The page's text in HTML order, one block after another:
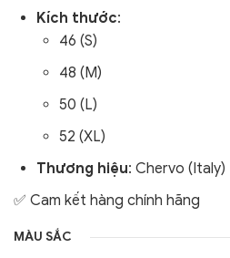
Kích thước:
46 (S)
48 (M)
50 (L)
52 (XL)
Thương hiệu: Chervo (Italy)
✅ Cam kết hàng chính hãng
MÀU SẮC